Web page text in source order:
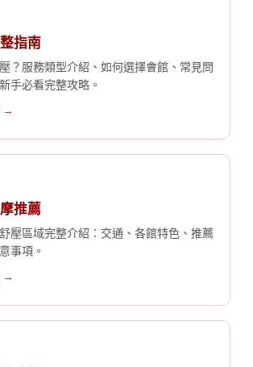
指南
？服務類型介紹、如何選擇會館、常見問
手必看完整攻略。
→
推薦
壓區域完整介紹：交通、各館特色、推薦
事項。
→